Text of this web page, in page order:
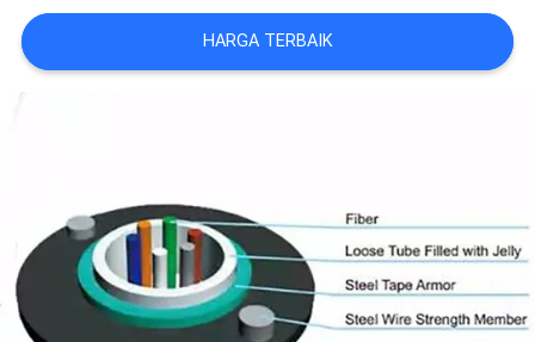
KEBIJAKAN
PRIVASI
HARGA TERBAIK